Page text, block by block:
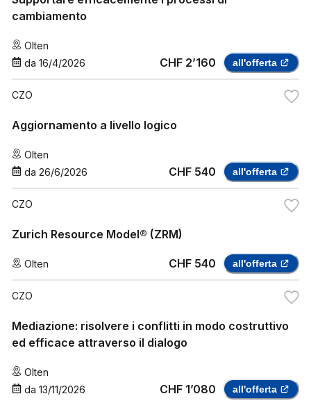
cambiamento
Olten
da 16/4/2026 CHF 2’160 all'offerta
CZO
Aggiornamento a livello logico
Olten
da 26/6/2026 CHF 540 all'offerta
CZO
Zurich Resource Model® (ZRM)
Olten CHF 540 all'offerta
CZO
Mediazione: risolvere i conflitti in modo costruttivo
ed efficace attraverso il dialogo
Olten
da 13/11/2026 CHF 1’080 all'offerta